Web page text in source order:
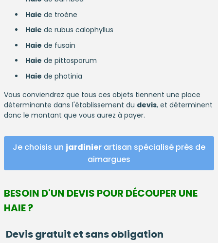
Haie de troène
Haie de rubus calophyllus
Haie de fusain
Haie de pittosporum
Haie de photinia
Vous conviendrez que tous ces objets tiennent une place
déterminante dans l'établissement du devis, et déterminent
donc le montant que vous aurez à payer.
Je choisis un jardinier artisan spécialisé près de
aimargues
BESOIN D'UN DEVIS POUR DÉCOUPER UNE
HAIE ?
Devis gratuit et sans obligation